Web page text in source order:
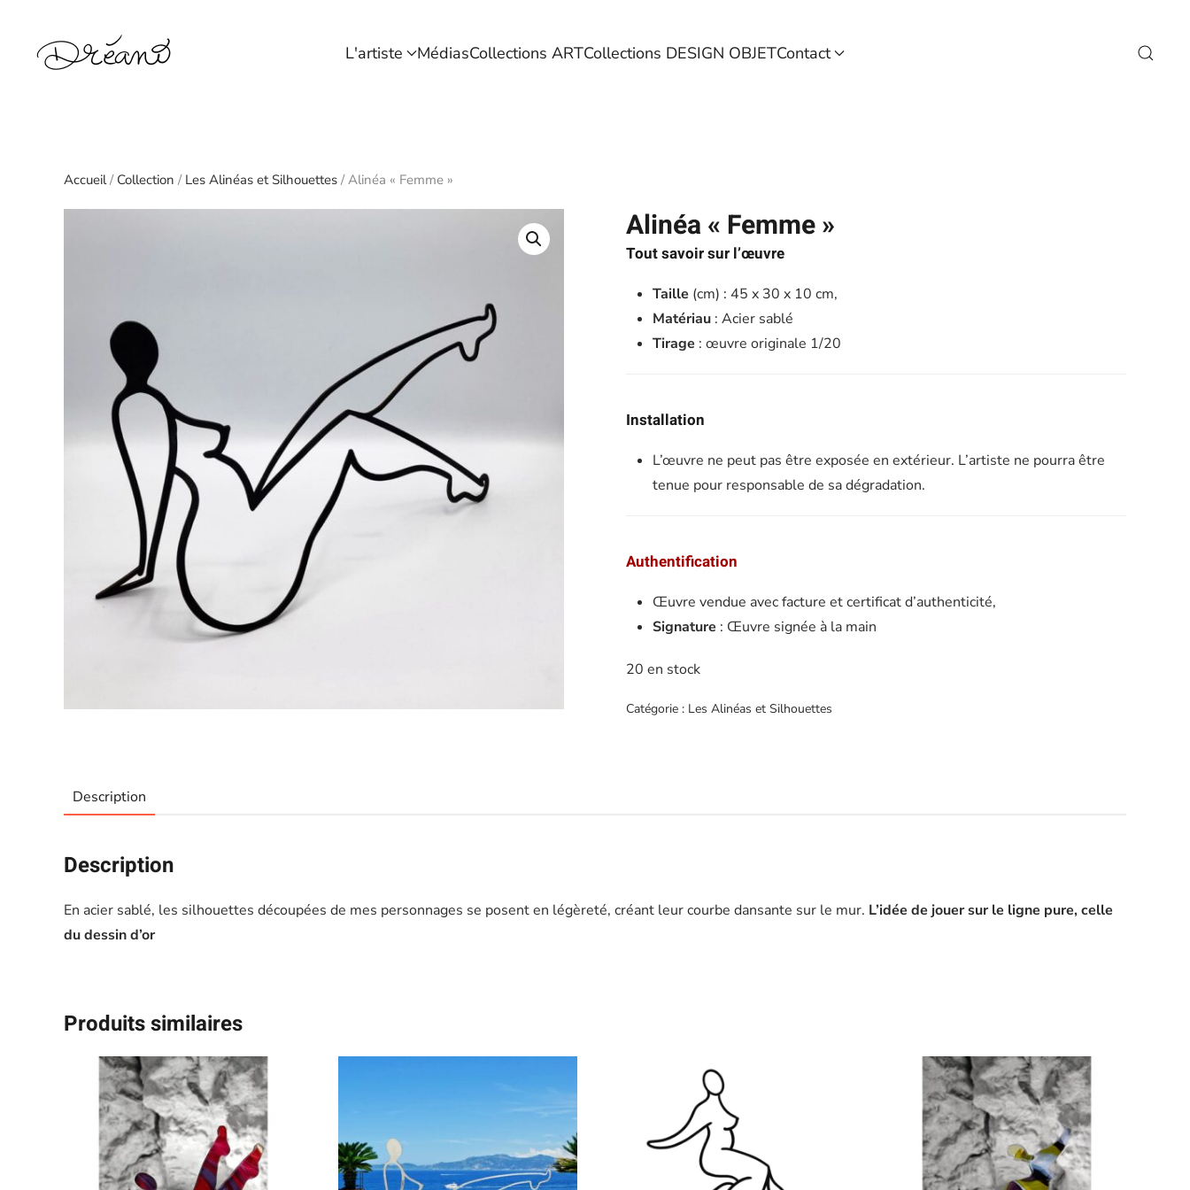
Skip to main content L'artiste MédiasCollections ARTCollections DESIGN OBJETContact
Accueil/ Collection / Les Alinéas et Silhouettes / Alinéa « Femme »
Alinéa « Femme »
Tout savoir sur l’œuvre
Taille (cm) : 45 x 30 x 10 cm,
Matériau : Acier sablé
Tirage : œuvre originale 1/20
Installation
L’œuvre ne peut pas être exposée en extérieur. L’artiste ne pourra être
tenue pour responsable de sa dégradation.
Authentification
Œuvre vendue avec facture et certificat d’authenticité,
Signature : Œuvre signée à la main
20 en stock
Catégorie : Les Alinéas et Silhouettes
Description
Description
En acier sablé, les silhouettes découpées de mes personnages se posent en légèreté, créant leur courbe dansante sur le mur. L’idée de jouer sur le ligne pure, celle
du dessin d’or
Produits similaires